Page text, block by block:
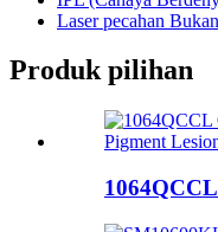
Laser pecahan
Produk pilihan